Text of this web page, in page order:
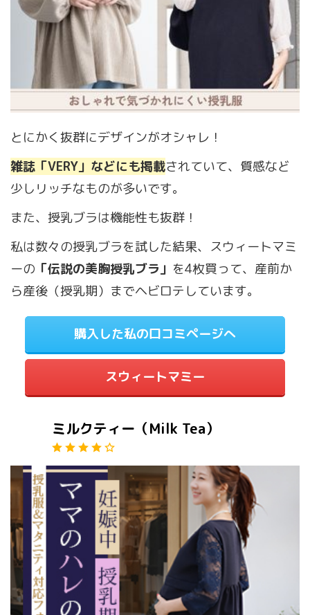
とにかく抜群にデザインがオシャレ！
雑誌「VERY」などにも掲載されていて、質感など
少しリッチなものが多いです。
また、授乳ブラは機能性も抜群！
私は数々の授乳ブラを試した結果、スウィートマミ
ーの 「伝説の美胸授乳ブラ」 を4枚買って、産前か
ら産後（授乳期）までヘビロテしています。
購入した私の口コミページへ
スウィートマミー
ミルクティー（Milk Tea）